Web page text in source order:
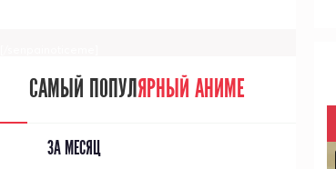
САМЫЙ ПОПУЛЯРНЫЙ АНИМЕ
ЗА МЕСЯЦ